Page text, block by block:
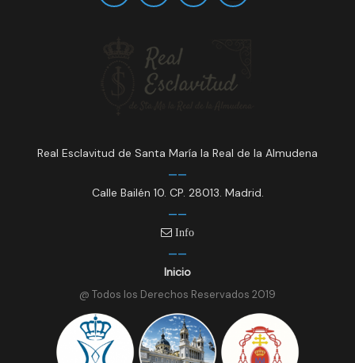
Real Esclavitud de Santa María la Real de la Almudena
Calle Bailén 10. CP. 28013. Madrid.
Info
Inicio
@ Todos los Derechos Reservados 2019